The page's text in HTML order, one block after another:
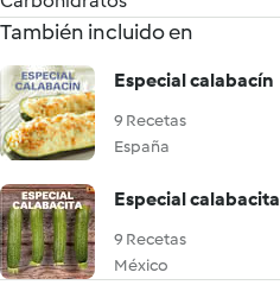
También incluido en
Especial calabacín
9 Recetas
España
Especial calabacita
9 Recetas
México